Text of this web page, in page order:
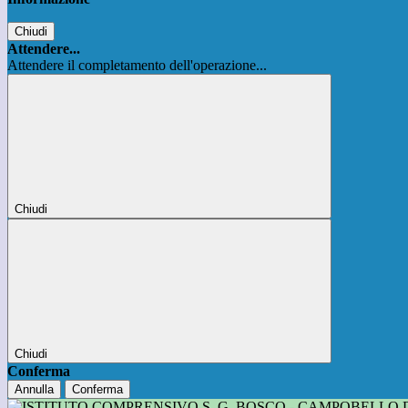
Chiudi
Attendere...
Attendere il completamento dell'operazione...
Chiudi
Chiudi
Conferma
Annulla Conferma